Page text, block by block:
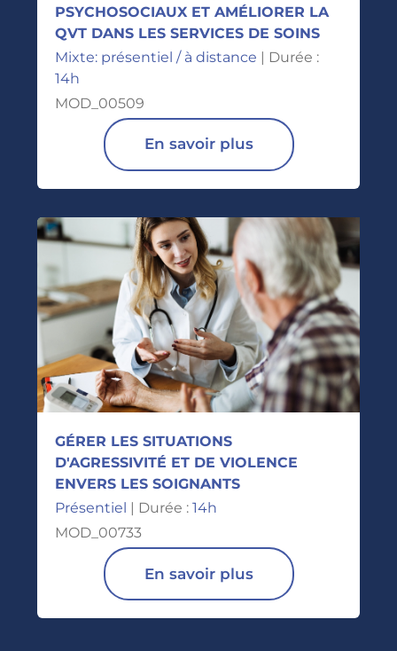
PSYCHOSOCIAUX ET AMÉLIORER LA
QVT DANS LES SERVICES DE SOINS
Mixte: présentiel / à distance | Durée :
14h
MOD_00509
En savoir plus
GÉRER LES SITUATIONS
D'AGRESSIVITÉ ET DE VIOLENCE
ENVERS LES SOIGNANTS
Présentiel | Durée : 14h
MOD_00733
En savoir plus